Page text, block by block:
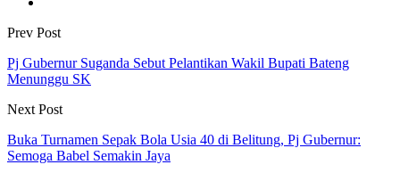
Prev Post
Pj Gubernur Suganda Sebut Pelantikan Wakil Bupati Bateng
Menunggu SK
Next Post
Buka Turnamen Sepak Bola Usia 40 di Belitung, Pj Gubernur:
Semoga Babel Semakin Jaya